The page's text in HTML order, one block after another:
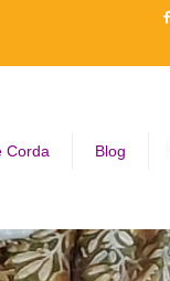
Corda Blog